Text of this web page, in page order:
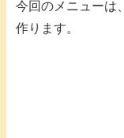
今回のメニューは、
作ります。